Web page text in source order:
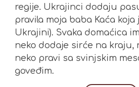
regije. Ukrajinci dodaju
pravila moja baba Kaća koja
Ukrajini). Svaka domaćica
neko dodaje sirće na kraju,
neko pravi sa svinjskim
goveđim.